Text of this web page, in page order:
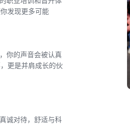
发现更多可能
你的声音会被认真
更是并肩成长的伙
诚对待，舒适与科